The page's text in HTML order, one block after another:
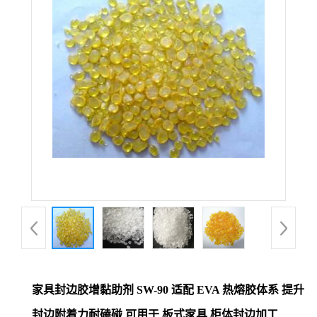
家具封边胶增黏助剂 SW-90 适配 EVA 热熔胶体系 提升
封边附着力耐磕碰 可用于 板式家具 柜体封边加工